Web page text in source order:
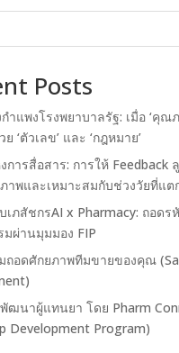
Posts
กำแพงโรงพยาบาลรัฐ: เมื่อ ‘คุณ
‘ตัวเลข’ และ ‘กฎหมาย’
การสื่อสาร: การให้ Feedback
าพและเหมาะสมกับช่วงวัยที่แต
เภสัชกรAI x Pharmacy: ถอด
มผ่านมุมมอง FIP
ถอดศักยภาพทีมขายของคุณ
ฒนาผู้แทนยา โดย Pharm
Development Program)